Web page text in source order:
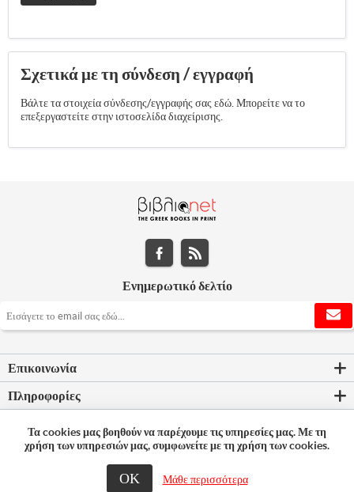
Σχετικά με τη σύνδεση / εγγραφή
Βάλτε τα στοιχεία σύνδεσης/εγγραφής σας εδώ. Μπορείτε να το
επεξεργαστείτε στην ιστοσελίδα διαχείρισης.
Ενημερωτικό δελτίο
Επικοινωνία
Πληροφορίες
Ο λογαριασμός μου
© 2026 Bookleader
Τα cookies μας βοηθούν να παρέχουμε τις υπηρεσίες μας. Με τη
χρήση των υπηρεσιών μας, συμφωνείτε με τη χρήση των cookies.
ΟΚ Μάθε περισσότερα